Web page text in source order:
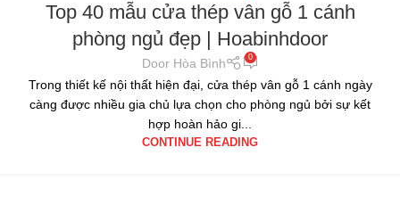
Top 40 mẫu cửa thép vân gỗ 1 cánh
phòng ngủ đẹp | Hoabinhdoor
Door Hòa Bình 0
Trong thiết kế nội thất hiện đại, cửa thép vân gỗ 1 cánh ngày
càng được nhiều gia chủ lựa chọn cho phòng ngủ bởi sự kết
hợp hoàn hảo gi...
CONTINUE READING